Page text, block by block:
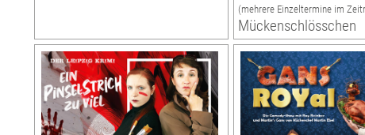
(mehrere Einzeltermine im
Mückenschlösschen